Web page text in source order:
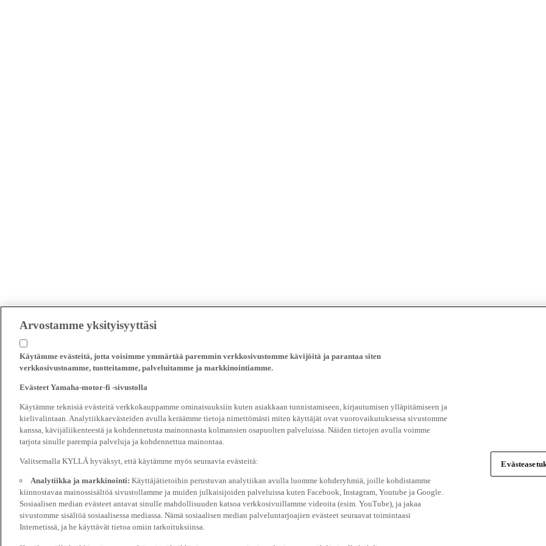
Arvostamme yksityisyyttäsi
Käytämme evästeitä, jotta voisimme ymmärtää paremmin verkkosivustomme kävijöitä ja parantaa siten
verkkosivustoamme, tuotteitamme, palveluitamme ja markkinointiamme.
Evästeet Yamaha-motor-fi -sivustolla
Käytämme teknisiä evästeitä verkkokauppamme ominaisuuksiin kuten asiakkaan tunnistamiseen, kirjautumisen ylläpitämiseen ja
kielivalintaan. Analytiikkaevästeiden avulla keräämme tietoja nimettömästi miten käyttäjät ovat vuorovaikutuksessa sivustomme
kanssa, kävijäliikenteestä ja kohdennetusta mainonnasta kolmansien osapuolten palveluissa. Näiden tietojen avulla voimme
tarjota sinulle parempia palveluja ja kohdennettua mainontaa.
Valitsemalla KYLLÄ hyväksyt, että käytämme myös seuraavia evästeitä:
Analytiikka ja markkinointi: Käyttäjätietoihin perustuvan analytiikan avulla luomme kohderyhmiä, joille kohdistamme
kiinnostavaa mainossisältöä sivustollamme ja muiden julkaisijoiden palveluissa kuten Facebook, Instagram, Youtube ja Google.
Sosiaalisen median evästeet antavat sinulle mahdollisuuden katsoa verkkosivuillamme videoita (esim. YouTube), ja jakaa
sivustomme sisältöä sosiaalisessa mediassa. Nämä sosiaalisen median palveluntarjoajien evästeet seuraavat toimintaasi
Internetissä, ja he käyttävät tietoa omiin tarkoituksiinsa.